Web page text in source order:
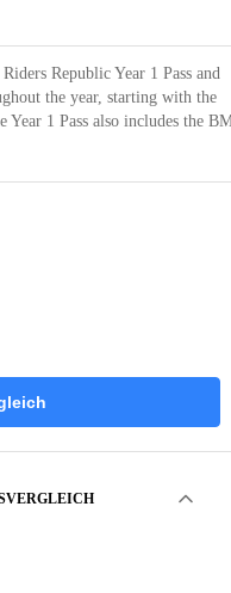
Republic Year 1 Pass and
the year, starting with the
Year 1 Pass also includes the